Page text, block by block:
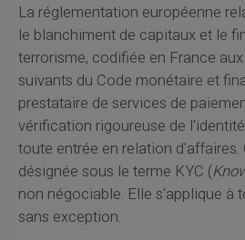
La réglementation européenne
le blanchiment de capitaux et le
terrorisme, codifiée en France
suivants du Code monétaire et
prestataire de services de
vérification rigoureuse de
toute entrée en relation
désignée sous le terme KYC (
non négociable. Elle s'applique à
sans exception.